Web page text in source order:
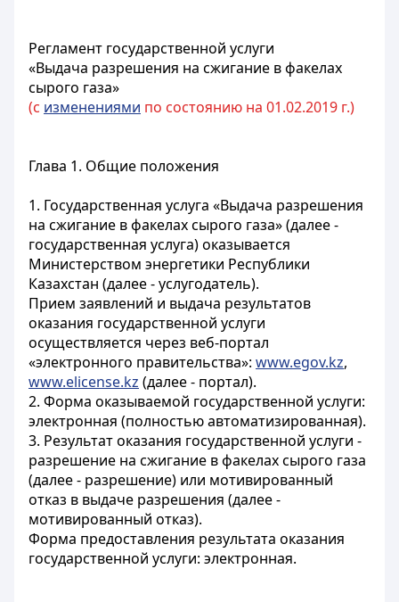
Регламент государственной услуги
«Выдача разрешения на сжигание в факелах
сырого газа»
(с изменениями по состоянию на 01.02.2019 г.)
Глава 1. Общие положения
1. Государственная услуга «Выдача разрешения
на сжигание в факелах сырого газа» (далее -
государственная услуга) оказывается
Министерством энергетики Республики
Казахстан (далее - услугодатель).
Прием заявлений и выдача результатов
оказания государственной услуги
осуществляется через веб-портал
«электронного правительства»: www.egov.kz,
www.elicense.kz (далее - портал).
2. Форма оказываемой государственной услуги:
электронная (полностью автоматизированная).
3. Результат оказания государственной услуги -
разрешение на сжигание в факелах сырого газа
(далее - разрешение) или мотивированный
отказ в выдаче разрешения (далее -
мотивированный отказ).
Форма предоставления результата оказания
государственной услуги: электронная.